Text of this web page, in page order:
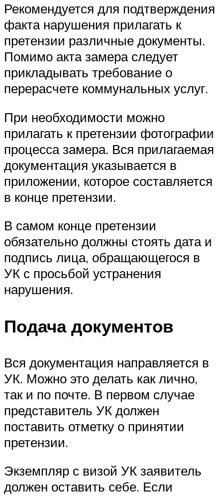
Рекомендуется для подтверждения
факта нарушения прилагать к
претензии различные документы.
Помимо акта замера следует
прикладывать требование о
перерасчете коммунальных услуг.
При необходимости можно
прилагать к претензии фотографии
процесса замера. Вся прилагаемая
документация указывается в
приложении, которое составляется
в конце претензии.
В самом конце претензии
обязательно должны стоять дата и
подпись лица, обращающегося в
УК с просьбой устранения
нарушения.
Подача документов
Вся документация направляется в
УК. Можно это делать как лично,
так и по почте. В первом случае
представитель УК должен
поставить отметку о принятии
претензии.
Экземпляр с визой УК заявитель
должен оставить себе. Если